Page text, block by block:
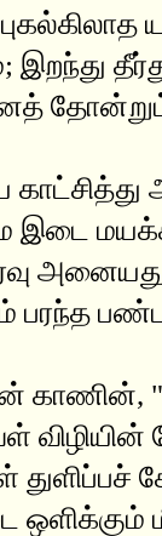
இறந்து
காட்சித்து
இடை
பரந்த
காணின்,
துளிப்பச்
ஒளிக்கும்